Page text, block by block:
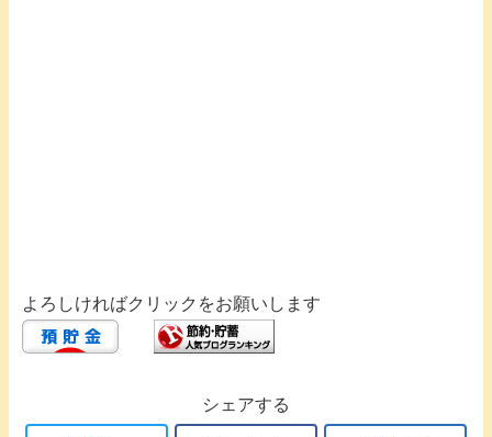
よろしければクリックをお願いします
シェアする